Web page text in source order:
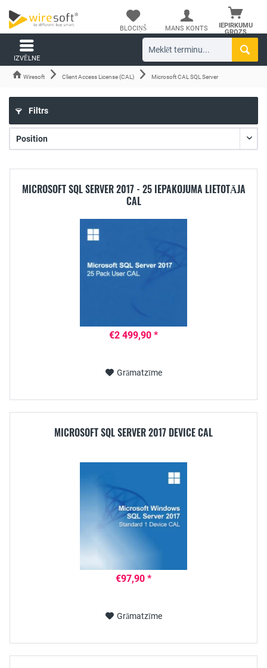
IEPIRKUMU
GROZS
BLOCIŅŠ MANS KONTS
IZVĒLNE
Wiresoft Client Access License (CAL) Microsoft CAL SQL Server
Filtrs
MICROSOFT SQL SERVER 2017 - 25 IEPAKOJUMA LIETOTĀJA
CAL
€2 499,90 *
Grāmatzīme
MICROSOFT SQL SERVER 2017 DEVICE CAL
€97,90 *
Grāmatzīme